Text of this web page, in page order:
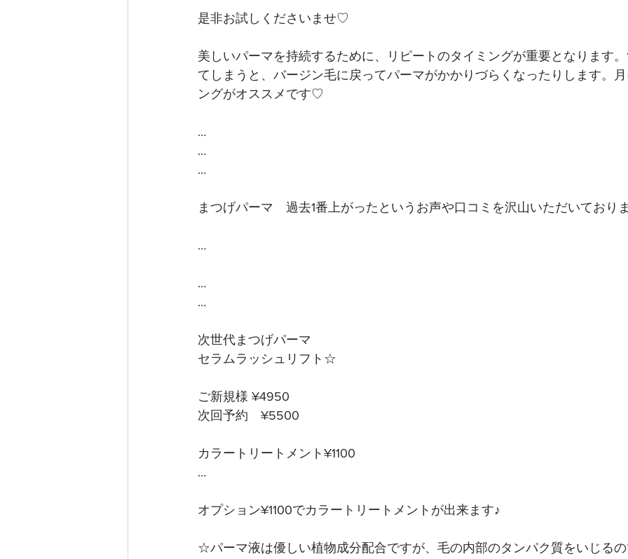
是非お試しくださいませ♡
美しいパーマを持続するために、リピートのタイミングが重要となります
てしまうと、バージン毛に戻ってパーマがかかりづらくなったりします。
ングがオススメです♡
…
…
…
まつげパーマ　過去1番上がったというお声や口コミを沢山いただいており
…
…
…
次世代まつげパーマ
セラムラッシュリフト☆
ご新規様 ¥4950
次回予約　¥5500
カラートリートメント¥1100
…
オプション¥1100でカラートリートメントが出来ます♪
☆パーマ液は優しい植物成分配合ですが、毛の内部のタンパク質をいじる